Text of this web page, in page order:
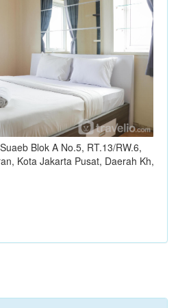
Blok A No.5, RT.13/RW.6,
Kota Jakarta Pusat, Daerah Kh,